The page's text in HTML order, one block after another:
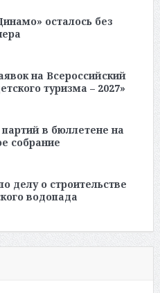
осталось без
на Всероссийский
туризма – 2027»
в бюллетене на
собрание
делу о строительстве
водопада